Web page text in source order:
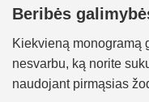
Beribės
Kiekvieną monogramą
nesvarbu, ką norite
naudojant pirmąsias